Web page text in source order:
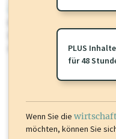
wirtschaft.at PLUS
Sie momentan nicht
oder loggen Sie sich ein um
PLUS
für 48
Wenn Sie die
möchten, können Sie